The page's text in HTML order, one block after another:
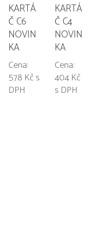
KARTÁ
Č C6
NOVIN
KA
Cena:
578 Kč s
DPH
KARTÁ
Č C4
NOVIN
KA
Cena:
404 Kč
s DPH